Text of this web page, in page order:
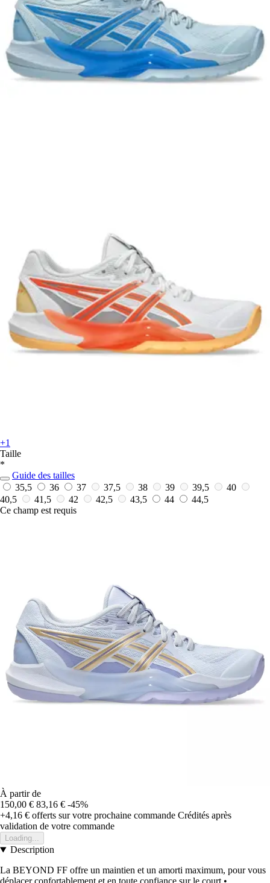
+1
Taille
*
Guide des tailles
35,5
36 37 37,5 38 39 39,5
40
40,5
41,5 42 42,5 43,5 44
44,5
Ce champ est requis
À partir de
150,00 € 83,16 € -45%
+4,16 € offerts sur votre prochaine commande Crédités après
validation de votre commande
Loading...
Description
La BEYOND FF offre un maintien et un amorti maximum, pour vous